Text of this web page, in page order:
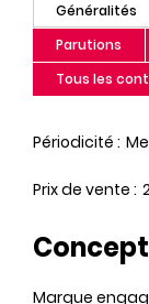
Généralités
(onglet
actif)
Parutions
Tous les
Périodicité
Prix de vente
Marque